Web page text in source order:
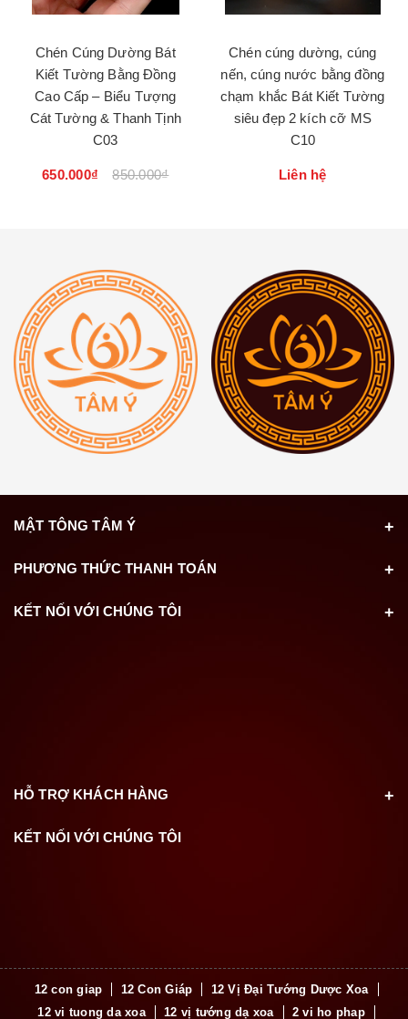
Chén Cúng Dường Bát
Kiết Tường Bằng Đồng
Cao Cấp – Biểu Tượng
Cát Tường & Thanh Tịnh
C03
650.000₫ 850.000₫
Chén cúng dường, cúng
nến, cúng nước bằng đồng
chạm khắc Bát Kiết Tường
siêu đẹp 2 kích cỡ MS
C10
Liên hệ
MẬT TÔNG TÂM Ý
PHƯƠNG THỨC THANH TOÁN
KẾT NỐI VỚI CHÚNG TÔI
HỖ TRỢ KHÁCH HÀNG
KẾT NỐI VỚI CHÚNG TÔI
12 con giap 12 Con Giáp
12 Vị Đại Tướng Dược Xoa
12 vi tuong da xoa
12 vị tướng dạ xoa 2 vi ho phap